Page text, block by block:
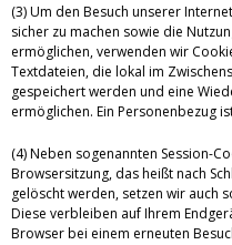
(3) Um den Besuch unserer
sicher zu machen sowie die
ermöglichen, verwenden wir
Textdateien, die lokal im
gespeichert werden und eine
ermöglichen. Ein Personenbezug
(4) Neben sogenannten Session-
Browsersitzung, das heißt nach
gelöscht werden, setzen wir auch
Diese verbleiben auf Ihrem
Browser bei einem erneuten